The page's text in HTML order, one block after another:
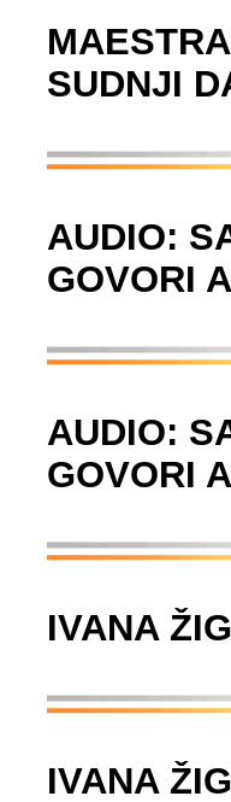
SUDNJI
AUDIO:
GOVORI
AUDIO:
GOVORI
IVANA
IVANA